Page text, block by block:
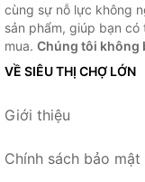
cùng sự nỗ lực không
sản phẩm, giúp bạn
mua. Chúng tôi không
VỀ SIÊU THỊ CHỢ LỚN
Giới thiệu
Chính sách bảo mật